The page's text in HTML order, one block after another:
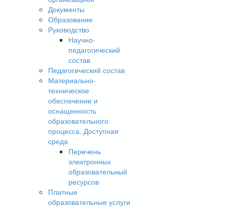
Документы
Образование
Руководство
Научно-
педагогический
состав
Педагогический состав
Материально-
техническое
обеспечение и
оснащенность
образовательного
процесса. Доступная
среда
Перечень
электронных
образовательный
ресурсов
Платные
образовательные услуги